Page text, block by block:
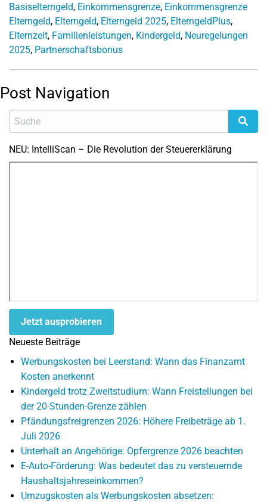
Basiselterngeld, Einkommensgrenze, Einkommensgrenze
Elterngeld, Elterngeld, Elterngeld 2025, ElterngeldPlus,
Elternzeit, Familienleistungen, Kindergeld, Neuregelungen
2025, Partnerschaftsbonus
Post Navigation
NEU: IntelliScan – Die Revolution der Steuererklärung
Jetzt ausprobieren
Neueste Beiträge
Werbungskosten bei Leerstand: Wann das Finanzamt
Kosten anerkennt
Kindergeld trotz Zweitstudium: Wann Freistellungen bei
der 20-Stunden-Grenze zählen
Pfändungsfreigrenzen 2026: Höhere Freibeträge ab 1.
Juli 2026
Unterhalt an Angehörige: Opfergrenze 2026 beachten
E-Auto-Förderung: Was bedeutet das zu versteuernde
Haushaltsjahreseinkommen?
Umzugskosten als Werbungskosten absetzen: